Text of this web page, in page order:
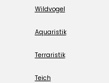
Wildvogel
Aquaristik
Terraristik
Teich